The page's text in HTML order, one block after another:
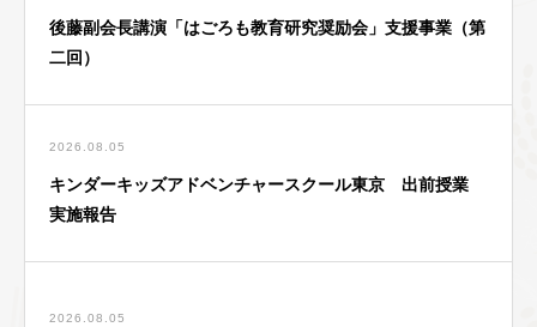
後藤副会長講演「はごろも教育研究奨励会」支援事業（第
二回）
2026.08.05
キンダーキッズアドベンチャースクール東京 出前授業
実施報告
2026.08.05